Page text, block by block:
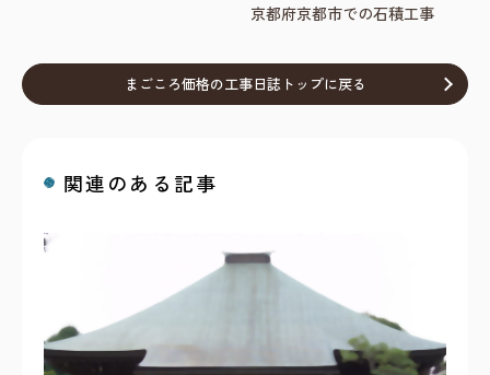
京都府京都市での石積工事
まごころ価格の工事日誌トップに戻る
関連のある記事